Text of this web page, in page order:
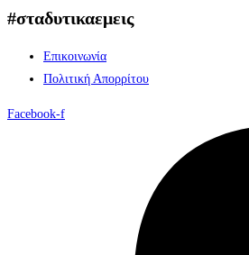
#σταδυτικαεμεις
Επικοινωνία
Πολιτική Απορρίτου
Facebook-f